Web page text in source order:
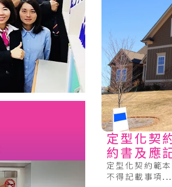
定型化契
約書及應
定型化契約範
不得記載事項